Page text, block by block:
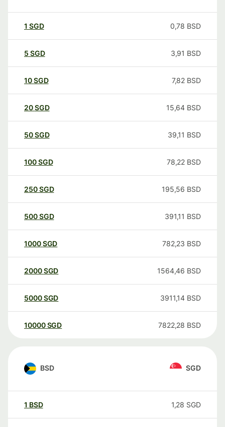
1 SGD 0,78 BSD
5 SGD 3,91 BSD
10SGD 7,82 BSD
20SGD 15,64 BSD
50SGD 39,11 BSD
100SGD 78,22 BSD
250SGD 195,56 BSD
500SGD 391,11 BSD
1000SGD 782,23 BSD
2000SGD 1564,46 BSD
5000SGD 3911,14 BSD
10000 SGD 7822,28 BSD
BSD SGD
1 BSD 1,28 SGD